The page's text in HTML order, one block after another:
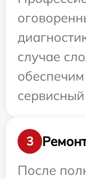
случае
3
После